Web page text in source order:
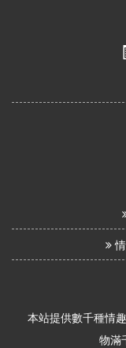
本站提供數千種情
物滿